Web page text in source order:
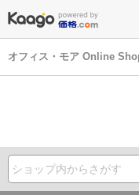
オフィス・モア Online